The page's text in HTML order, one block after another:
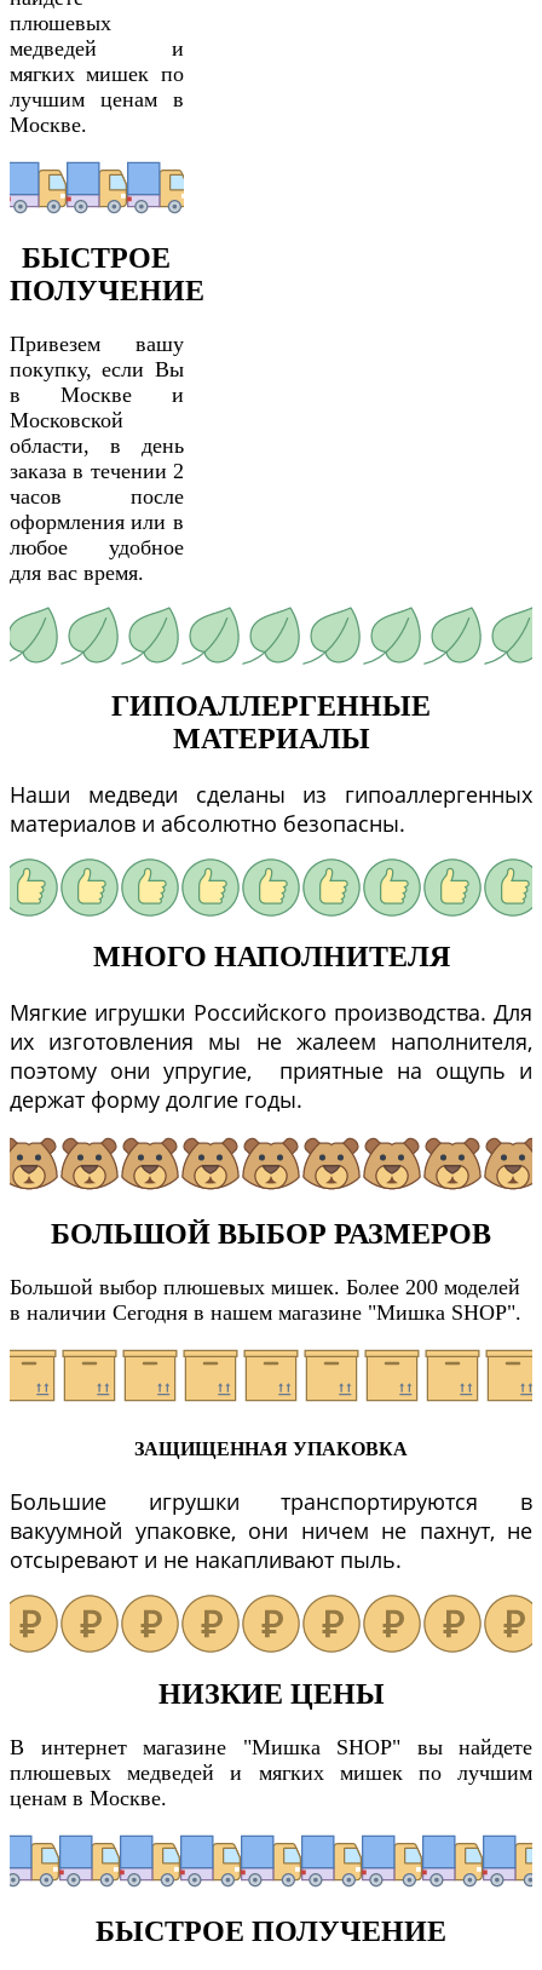
плюшевых
медведей и
мягких мишек по
лучшим ценам в
Москве.
БЫСТРОЕ
ПОЛУЧЕНИЕ
Привезем вашу
покупку, если Вы
в Москве и
Московской
области, в день
заказа в течении 2
часов после
оформления или в
любое удобное
для вас время.
ГИПОАЛЛЕРГЕННЫЕ
МАТЕРИАЛЫ
Наши медведи сделаны из гипоаллергенных
материалов и абсолютно безопасны.
МНОГО НАПОЛНИТЕЛЯ
Мягкие игрушки Российского производства. Для
их изготовления мы не жалеем наполнителя,
поэтому они упругие, приятные на ощупь и
держат форму долгие годы.
БОЛЬШОЙ ВЫБОР РАЗМЕРОВ
Большой выбор плюшевых мишек. Более 200 моделей
в наличии Сегодня в нашем магазине "Мишка SHOP".
ЗАЩИЩЕННАЯ УПАКОВКА
Большие игрушки транспортируются в
вакуумной упаковке, они ничем не пахнут, не
отсыревают и не накапливают пыль.
НИЗКИЕ ЦЕНЫ
В интернет магазине "Мишка SHOP" вы найдете
плюшевых медведей и мягких мишек по лучшим
ценам в Москве.
БЫСТРОЕ ПОЛУЧЕНИЕ